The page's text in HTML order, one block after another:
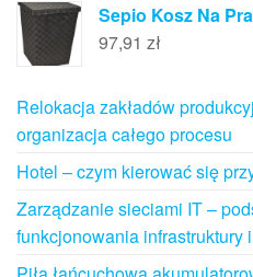
Sepio Kosz Na
97,91 zł
Relokacja zakładów
organizacja całego procesu
Hotel – czym kierować się
Zarządzanie sieciami IT –
funkcjonowania infrastruktury